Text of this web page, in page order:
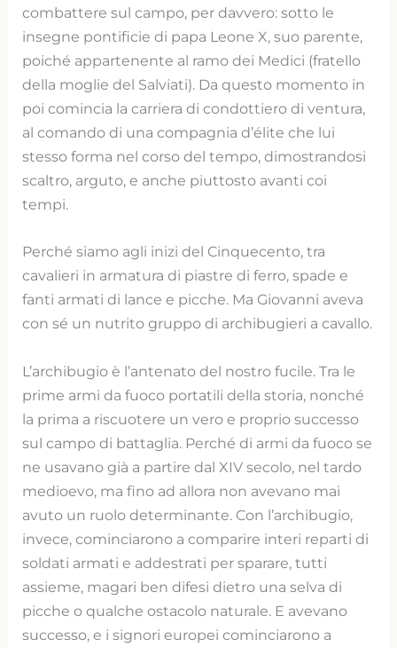
combattere sul campo, per davvero: sotto le
insegne pontificie di papa Leone X, suo parente,
poiché appartenente al ramo dei Medici (fratello
della moglie del Salviati). Da questo momento in
poi comincia la carriera di condottiero di ventura,
al comando di una compagnia d’élite che lui
stesso forma nel corso del tempo, dimostrandosi
scaltro, arguto, e anche piuttosto avanti coi
tempi.
Perché siamo agli inizi del Cinquecento, tra
cavalieri in armatura di piastre di ferro, spade e
fanti armati di lance e picche. Ma Giovanni aveva
con sé un nutrito gruppo di archibugieri a cavallo.
L’archibugio è l’antenato del nostro fucile. Tra le
prime armi da fuoco portatili della storia, nonché
la prima a riscuotere un vero e proprio successo
sul campo di battaglia. Perché di armi da fuoco se
ne usavano già a partire dal XIV secolo, nel tardo
medioevo, ma fino ad allora non avevano mai
avuto un ruolo determinante. Con l’archibugio,
invece, cominciarono a comparire interi reparti di
soldati armati e addestrati per sparare, tutti
assieme, magari ben difesi dietro una selva di
picche o qualche ostacolo naturale. E avevano
successo, e i signori europei cominciarono a